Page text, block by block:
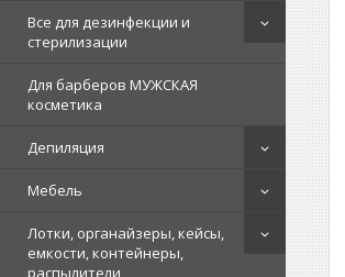
Все для дезинфекции и
стерилизации
Для барберов МУЖСКАЯ
косметика
Депиляция
Мебель
Лотки, органайзеры, кейсы,
емкости, контейнеры,
распылители